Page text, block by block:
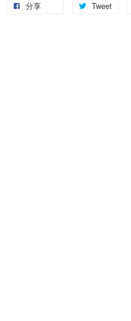
分享 Tweet